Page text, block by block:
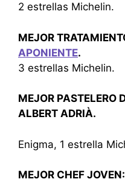
2 estrellas Michelin.
MEJOR
APONIENTE.
3 estrellas Michelin.
MEJOR PASTELERO
ALBERT ADRIÀ.
Enigma, 1 estrella
MEJOR CHEF